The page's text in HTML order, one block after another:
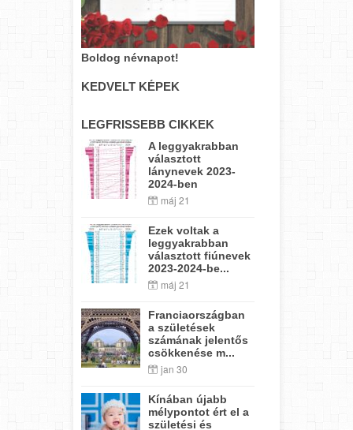
Boldog névnapot!
KEDVELT KÉPEK
LEGFRISSEBB CIKKEK
A leggyakrabban
választott
lánynevek 2023-
2024-ben
máj 21
Ezek voltak a
leggyakrabban
választott fiúnevek
2023-2024-be...
máj 21
Franciaországban
a születések
számának jelentős
csökkenése m...
jan 30
Kínában újabb
mélypontot ért el a
születési és